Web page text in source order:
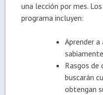
una lección por mes.
programa incluyen:
Aprender
sabiamente
Rasgos de
buscarán
obtengan